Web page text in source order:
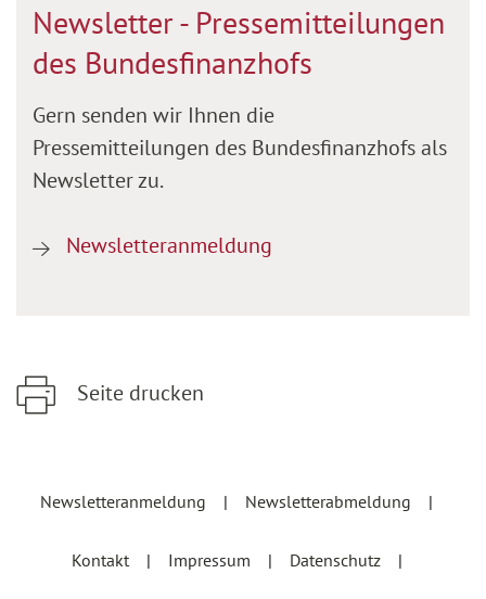
Newsletter - Pressemitteilungen
des Bundesfinanzhofs
Gern senden wir Ihnen die
Pressemitteilungen des Bundesfinanzhofs als
Newsletter zu.
Newsletteranmeldung
Seite drucken
Newsletteranmeldung
Newsletterabmeldung
Kontakt Impressum Datenschutz